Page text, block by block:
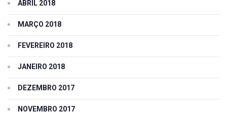
ABRIL 2018
MARÇO 2018
FEVEREIRO 2018
JANEIRO 2018
DEZEMBRO 2017
NOVEMBRO 2017